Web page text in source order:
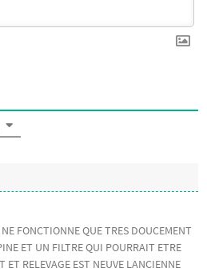
FONCTIONNE QUE TRES DOUCEMENT
ET UN FILTRE QUI POURRAIT ETRE
ET RELEVAGE EST NEUVE LANCIENNE